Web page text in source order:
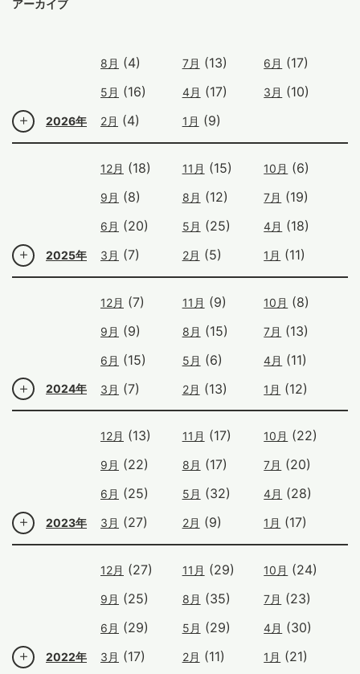
アーカイブ
2026年
8月 (4) 7月 (13) 6月 (17)
5月 (16) 4月 (17) 3月 (10)
2月 (4) 1月 (9)
2025年
12月 (18) 11月 (15) 10月 (6)
9月 (8) 8月 (12) 7月 (19)
6月 (20) 5月 (25) 4月 (18)
3月 (7) 2月 (5) 1月 (11)
2024年
12月 (7) 11月 (9) 10月 (8)
9月 (9) 8月 (15) 7月 (13)
6月 (15) 5月 (6) 4月 (11)
3月 (7) 2月 (13) 1月 (12)
2023年
12月 (13) 11月 (17) 10月 (22)
9月 (22) 8月 (17) 7月 (20)
6月 (25) 5月 (32) 4月 (28)
3月 (27) 2月 (9) 1月 (17)
2022年
12月 (27) 11月 (29) 10月 (24)
9月 (25) 8月 (35) 7月 (23)
6月 (29) 5月 (29) 4月 (30)
3月 (17) 2月 (11) 1月 (21)